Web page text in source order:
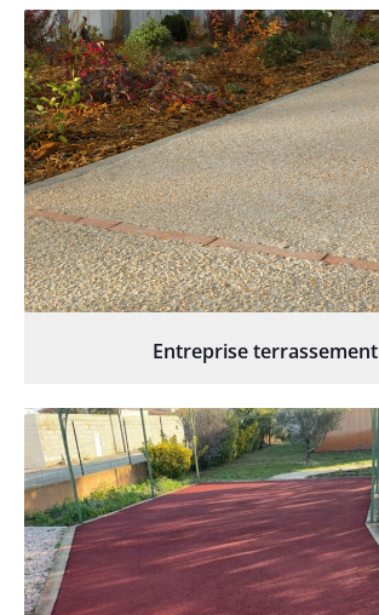
Entreprise terrassement